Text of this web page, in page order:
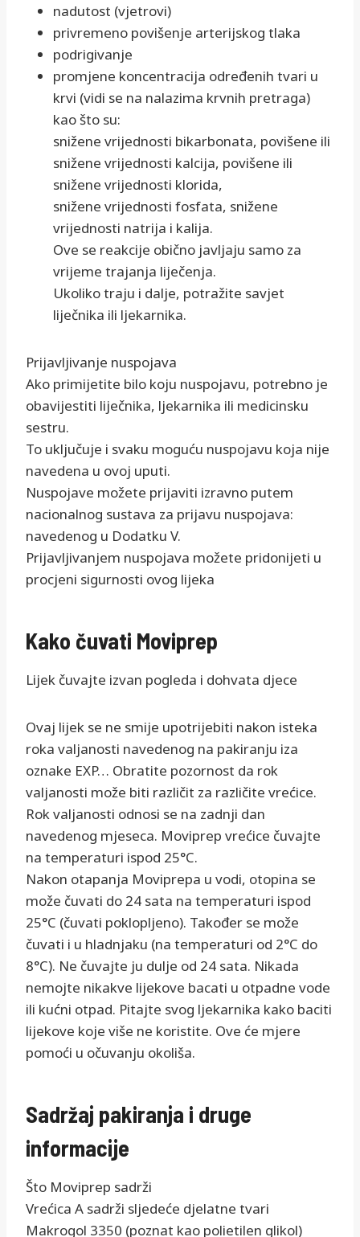
nadutost (vjetrovi)
privremeno povišenje arterijskog tlaka
podrigivanje
promjene koncentracija određenih tvari u
krvi (vidi se na nalazima krvnih pretraga)
kao što su:
snižene vrijednosti bikarbonata, povišene ili
snižene vrijednosti kalcija, povišene ili
snižene vrijednosti klorida,
snižene vrijednosti fosfata, snižene
vrijednosti natrija i kalija.
Ove se reakcije obično javljaju samo za
vrijeme trajanja liječenja.
Ukoliko traju i dalje, potražite savjet
liječnika ili ljekarnika.
Prijavljivanje nuspojava
Ako primijetite bilo koju nuspojavu, potrebno je
obavijestiti liječnika, ljekarnika ili medicinsku
sestru.
To uključuje i svaku moguću nuspojavu koja nije
navedena u ovoj uputi.
Nuspojave možete prijaviti izravno putem
nacionalnog sustava za prijavu nuspojava:
navedenog u Dodatku V.
Prijavljivanjem nuspojava možete pridonijeti u
procjeni sigurnosti ovog lijeka
Kako čuvati Moviprep
Lijek čuvajte izvan pogleda i dohvata djece
Ovaj lijek se ne smije upotrijebiti nakon isteka
roka valjanosti navedenog na pakiranju iza
oznake EXP… Obratite pozornost da rok
valjanosti može biti različit za različite vrećice.
Rok valjanosti odnosi se na zadnji dan
navedenog mjeseca. Moviprep vrećice čuvajte
na temperaturi ispod 25°C.
Nakon otapanja Moviprepa u vodi, otopina se
može čuvati do 24 sata na temperaturi ispod
25°C (čuvati poklopljeno). Također se može
čuvati i u hladnjaku (na temperaturi od 2°C do
8°C). Ne čuvajte ju dulje od 24 sata. Nikada
nemojte nikakve lijekove bacati u otpadne vode
ili kućni otpad. Pitajte svog ljekarnika kako baciti
lijekove koje više ne koristite. Ove će mjere
pomoći u očuvanju okoliša.
Sadržaj pakiranja i druge
informacije
Što Moviprep sadrži
Vrećica A sadrži sljedeće djelatne tvari
Makrogol 3350 (poznat kao polietilen glikol)